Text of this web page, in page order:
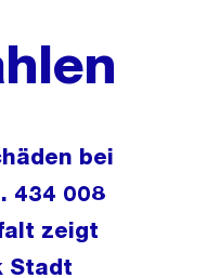
bei
434 008
zeigt
Stadt